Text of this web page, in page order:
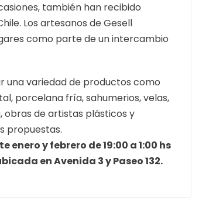
también han recibido
Los artesanos de Gesell
como parte de un intercambio
una variedad de productos como
porcelana fría, sahumerios, velas,
de artistas plásticos y
propuestas.
y febrero de 19:00 a 1:00 hs
en Avenida 3 y Paseo 132.